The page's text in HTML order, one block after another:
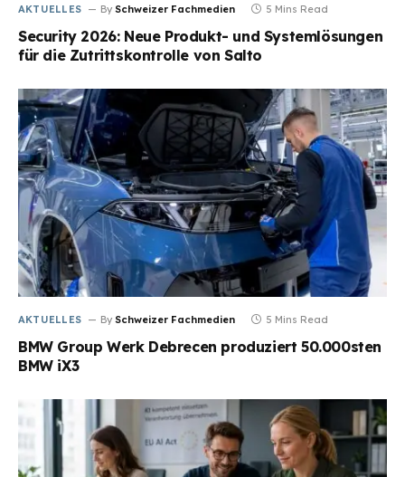
AKTUELLES By Schweizer Fachmedien 5 Mins Read
Security 2026: Neue Produkt- und Systemlösungen
für die Zutrittskontrolle von Salto
AKTUELLES By Schweizer Fachmedien 5 Mins Read
BMW Group Werk Debrecen produziert 50.000sten
BMW iX3